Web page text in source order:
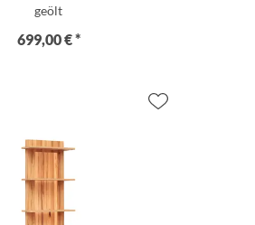
geölt
699,00 € *